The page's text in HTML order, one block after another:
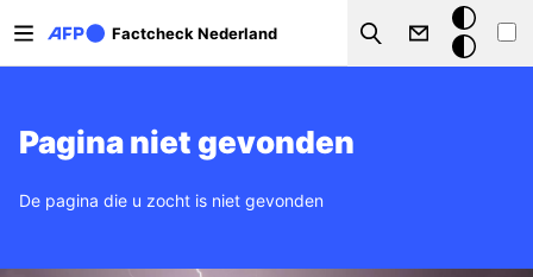
Factcheck Nederland
Search
Donkere
modus
Pagina niet gevonden
De pagina die u zocht is niet gevonden